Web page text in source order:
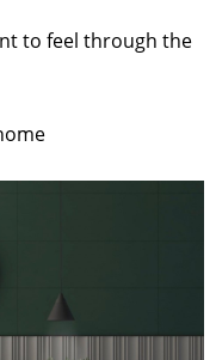
to feel through the